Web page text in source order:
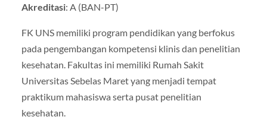
Akreditasi: A (BAN-PT)
FK UNS memiliki program pendidikan yang berfokus
pada pengembangan kompetensi klinis dan penelitian
kesehatan. Fakultas ini memiliki Rumah Sakit
Universitas Sebelas Maret yang menjadi tempat
praktikum mahasiswa serta pusat penelitian
kesehatan.